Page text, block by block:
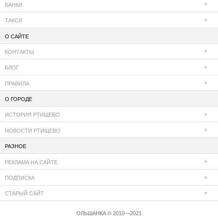
БАНКИ
ТАКСИ
О САЙТЕ
КОНТАКТЫ
БЛОГ
ПРАВИЛА
О ГОРОДЕ
ИСТОРИЯ РТИЩЕВО
НОВОСТИ РТИЩЕВО
РАЗНОЕ
РЕКЛАМА НА САЙТЕ
ПОДПИСКА
СТАРЫЙ САЙТ
ОЛЬШАНКА © 2010—2021